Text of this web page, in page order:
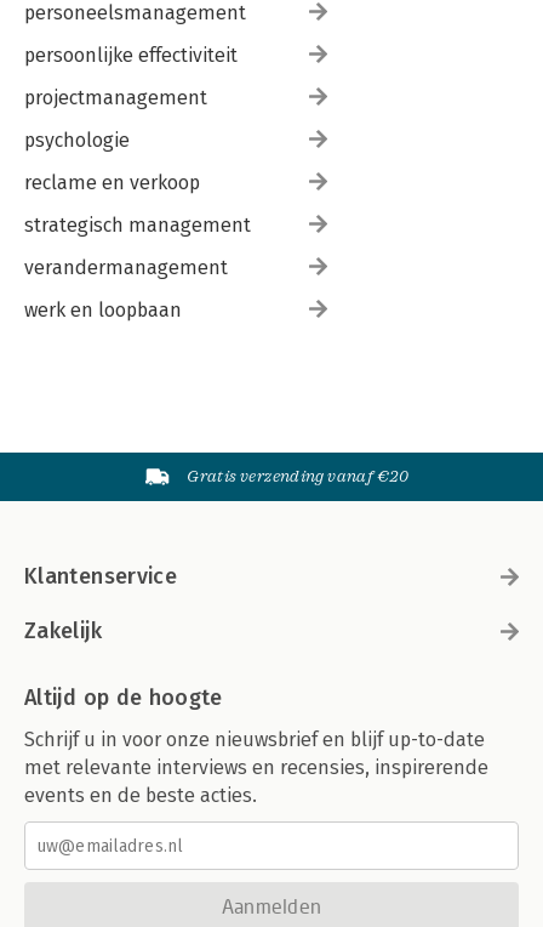
personeelsmanagement
persoonlijke effectiviteit
projectmanagement
psychologie
reclame en verkoop
strategisch management
verandermanagement
werk en loopbaan
Gratis verzending vanaf €20
Klantenservice
Zakelijk
Altijd op de hoogte
Schrijf u in voor onze nieuwsbrief en blijf up-to-date
met relevante interviews en recensies, inspirerende
events en de beste acties.
Aanmelden